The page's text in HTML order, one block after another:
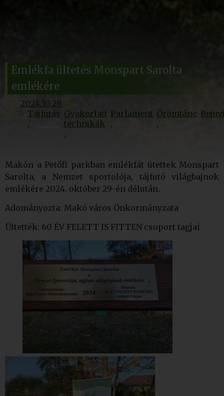
Emlékfa ültetés Monspart Sarolta
emlékére
2024.10.29.
Tájfutás Gyakorlati
technikák
Parlament Örömtánc
Makón a Petőfi parkban emlékfát ütettek Monspart
Sarolta, a Nemzet sportolója, tájfutó világbajnok
emlékére 2024. október 29-én délután.
Adományozta: Makó város Önkormányzata
Ültették: 60 ÉV FELETT IS FITTEN csoport tagjai